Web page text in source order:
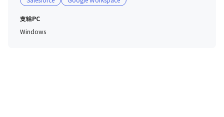
支給PC
Windows